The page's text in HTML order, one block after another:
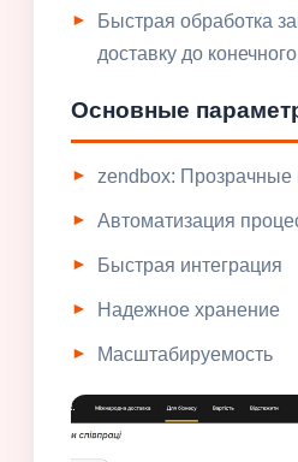
Быстрая обработка
доставку до
Основные
zendbox: Прозрачные
Автоматизация
Быстрая интеграция
Надежное хранение
Масштабируемость